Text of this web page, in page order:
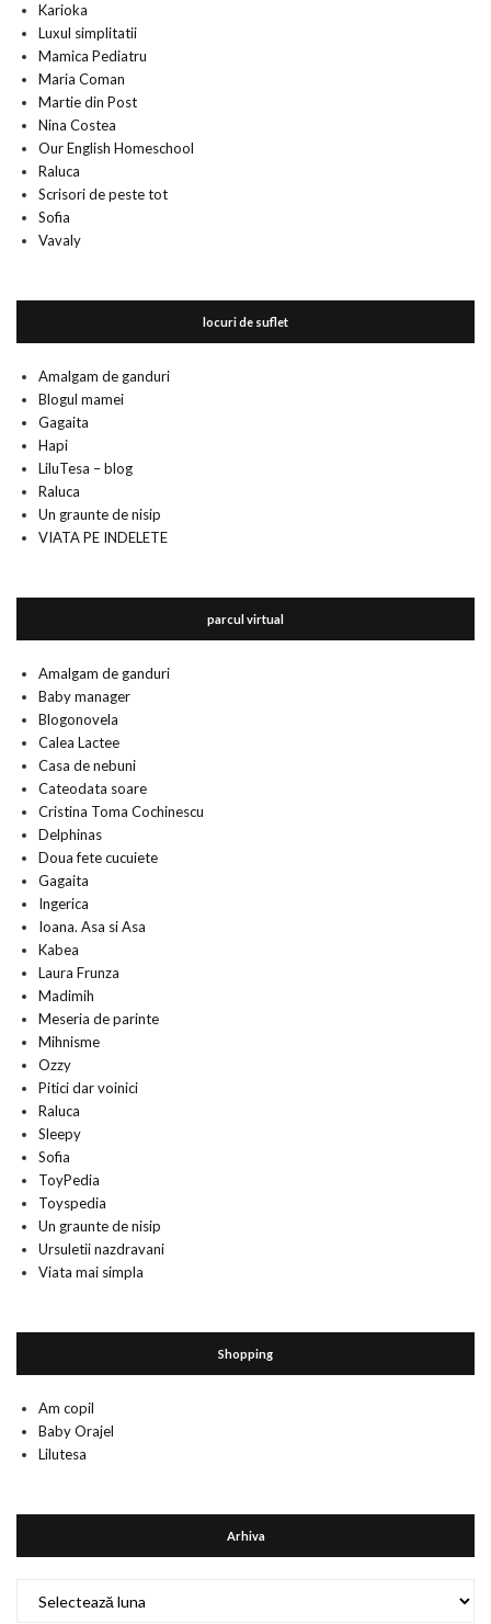
Karioka
Luxul simplitatii
Mamica Pediatru
Maria Coman
Martie din Post
Nina Costea
Our English Homeschool
Raluca
Scrisori de peste tot
Sofia
Vavaly
locuri de suflet
Amalgam de ganduri
Blogul mamei
Gagaita
Hapi
LiluTesa – blog
Raluca
Un graunte de nisip
VIATA PE INDELETE
parcul virtual
Amalgam de ganduri
Baby manager
Blogonovela
Calea Lactee
Casa de nebuni
Cateodata soare
Cristina Toma Cochinescu
Delphinas
Doua fete cucuiete
Gagaita
Ingerica
Ioana. Asa si Asa
Kabea
Laura Frunza
Madimih
Meseria de parinte
Mihnisme
Ozzy
Pitici dar voinici
Raluca
Sleepy
Sofia
ToyPedia
Toyspedia
Un graunte de nisip
Ursuletii nazdravani
Viata mai simpla
Shopping
Am copil
Baby Orajel
Lilutesa
Arhiva